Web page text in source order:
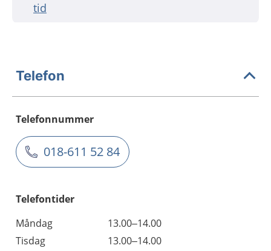
tid
Telefon
Telefonnummer
018-611 52 84
Telefontider
Måndag
13.00–14.00
Tisdag
13.00–14.00